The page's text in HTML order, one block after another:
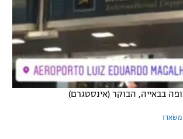
בבאייה, הבוקר (אינסטגרם)
משאדו